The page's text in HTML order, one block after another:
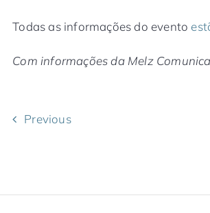
Todas as informações do evento
Com informações da Melz
Previous